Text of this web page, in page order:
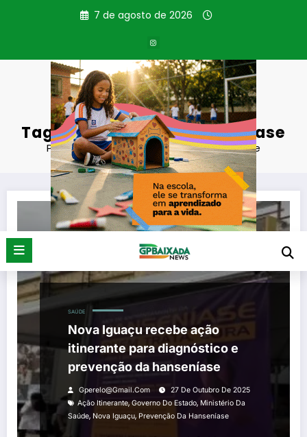
7 de agosto de 2026
Tag: prevenção da hanseníase
Página inicial prevenção da hanseníase
SAÚDE
Nova Iguaçu recebe ação
itinerante para diagnóstico e
prevenção da hanseníase
Gperelo@gmail.com
27 De Outubro De 2025
Ação Itinerante, Governo Do Estado, Ministério Da
Saúde, Nova Iguaçu, Prevenção Da Hanseníase